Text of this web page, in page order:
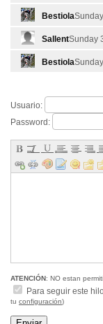
Bestiola
SallentSunday
Bestiola
Usuario:
Password:
ATENCIÓN: NO estan
Para seguir este
tu configuración)